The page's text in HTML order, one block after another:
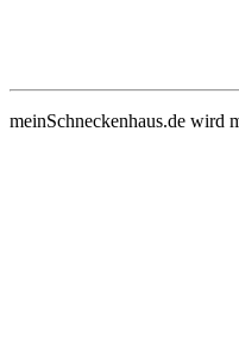
meinSchneckenhaus.de wird